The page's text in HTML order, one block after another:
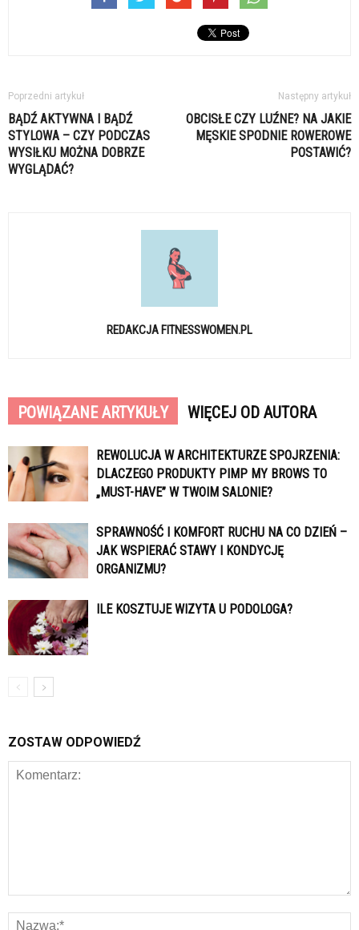
Poprzedni artykuł
BĄDŹ AKTYWNA I BĄDŹ
STYLOWA – CZY PODCZAS
WYSIŁKU MOŻNA DOBRZE
WYGLĄDAĆ?
Następny artykuł
OBCISŁE CZY LUŹNE? NA JAKIE
MĘSKIE SPODNIE ROWEROWE
POSTAWIĆ?
REDAKCJA FITNESSWOMEN.PL
POWIĄZANE ARTYKUŁY WIĘCEJ OD AUTORA
REWOLUCJA W ARCHITEKTURZE SPOJRZENIA:
DLACZEGO PRODUKTY PIMP MY BROWS TO
„MUST-HAVE” W TWOIM SALONIE?
SPRAWNOŚĆ I KOMFORT RUCHU NA CO DZIEŃ –
JAK WSPIERAĆ STAWY I KONDYCJĘ
ORGANIZMU?
ILE KOSZTUJE WIZYTA U PODOLOGA?
ZOSTAW ODPOWIEDŹ